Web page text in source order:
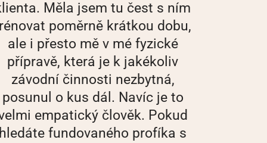
Měla jsem tu čest s ním
poměrně krátkou dobu,
ale i přesto mě v mé fyzické
přípravě, která je k jakékoliv
závodní činnosti nezbytná,
posunul o kus dál. Navíc je to
empatický člověk. Pokud
fundovaného profíka s